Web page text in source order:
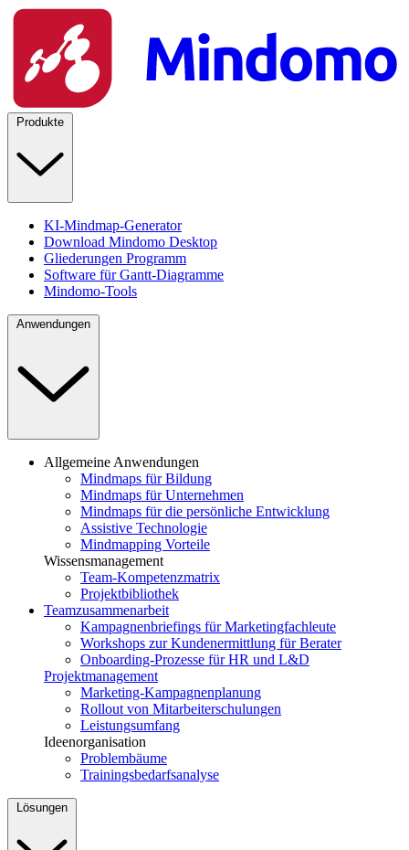
Produkte
KI-Mindmap-Generator
Download Mindomo Desktop
Gliederungen Programm
Software für Gantt-Diagramme
Mindomo-Tools
Anwendungen
Allgemeine Anwendungen
Mindmaps für Bildung
Mindmaps für Unternehmen
Mindmaps für die persönliche Entwicklung
Assistive Technologie
Mindmapping Vorteile
Wissensmanagement
Team-Kompetenzmatrix
Projektbibliothek
Teamzusammenarbeit
Kampagnenbriefings für Marketingfachleute
Workshops zur Kundenermittlung für Berater
Onboarding-Prozesse für HR und L&D
Projektmanagement
Marketing-Kampagnenplanung
Rollout von Mitarbeiterschulungen
Leistungsumfang
Ideenorganisation
Problembäume
Trainingsbedarfsanalyse
Lösungen